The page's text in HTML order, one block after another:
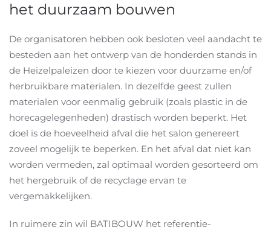
het duurzaam bouwen
De organisatoren hebben ook besloten veel aandacht te
besteden aan het ontwerp van de honderden stands in
de Heizelpaleizen door te kiezen voor duurzame en/of
herbruikbare materialen. In dezelfde geest zullen
materialen voor eenmalig gebruik (zoals plastic in de
horecagelegenheden) drastisch worden beperkt. Het
doel is de hoeveelheid afval die het salon genereert
zoveel mogelijk te beperken. En het afval dat niet kan
worden vermeden, zal optimaal worden gesorteerd om
het hergebruik of de recyclage ervan te
vergemakkelijken.
In ruimere zin wil BATIBOUW het referentie-